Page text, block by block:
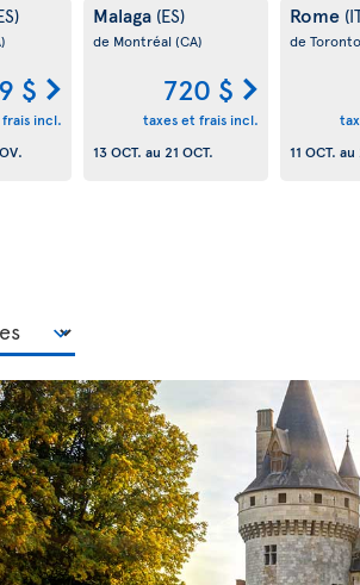
$
incl.
Malaga (ES)
de Montréal (CA)
720 $
taxes et frais incl.
13 OCT. au 21 OCT.
Rome
de Toronto
11 OCT. au